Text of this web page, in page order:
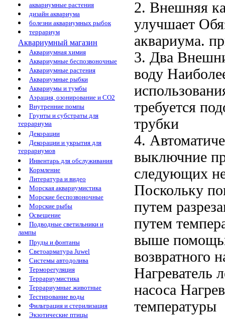
аквариумные растения
дизайн аквариума
болезни аквариумных рыбок
террариум
Аквариумный магазин
Аквариумная химия
Аквариумные беспозвоночные
Аквариумные растения
Аквариумные рыбки
Аквариумы и тумбы
Аэрация, озонирование и CO2
Внутренние помпы
Грунты и субстраты для
террариума
Декорации
Декорации и укрытия для
террариумов
Инвентарь для обслуживания
Кормление
Литература и видео
Морская аквариумистика
Морские беспозвоночные
Морские рыбы
Освещение
Подводные светильники и
лампы
Пруды и фонтаны
Светоарматура Juwel
Системы автодолива
Терморегуляция
Террариумистика
Террариумные животные
Тестирование воды
Фильтрация и стерилизация
Экзотические птицы
2. Внешняя
улучшает
аквариума.
3. Два
воду
требуется
трубки
4.
выключние
следующих
Поскольку
путем
путем
выше
возвратного
Нагреватель
насоса
температуры